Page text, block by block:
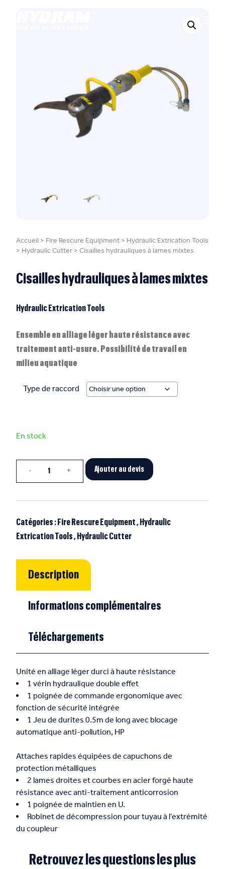
Accueil > Fire Rescure Equipment > Hydraulic Extrication Tools
> Hydraulic Cutter > Cisailles hydrauliques à lames mixtes
Cisailles hydrauliques à lames mixtes
Hydraulic Extrication Tools
Ensemble en alliage léger haute résistance avec
traitement anti-usure. Possibilité de travail en
milieu aquatique
Type de raccord
En stock
Ajouter au devis
Catégories : Fire Rescure Equipment, Hydraulic
Extrication Tools, Hydraulic Cutter
Description
Informations complémentaires
Téléchargements
Unité en alliage léger durci à haute résistance
1 vérin hydraulique double effet
1 poignée de commande ergonomique avec
fonction de sécurité intégrée
1 Jeu de durites 0.5m de long avec blocage
automatique anti-pollution, HP
Attaches rapides équipées de capuchons de
protection métalliques
2 lames droites et courbes en acier forgé haute
résistance avec anti-traitement anticorrosion
1 poignée de maintien en U.
Robinet de décompression pour tuyau à l’extrémité
du coupleur
Retrouvez les questions les plus